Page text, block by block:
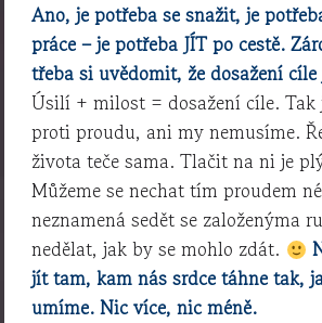
Ano, je potřeba se snažit, je
práce – je potřeba JÍT po cestě.
třeba si uvědomit, že dosažení
Úsilí + milost = dosažení cíle. Tak
proti proudu, ani my nemusíme.
života teče sama. Tlačit na ni je
Můžeme se nechat tím proudem
neznamená sedět se založenýma
nedělat, jak by se mohlo zdát.
jít tam, kam nás srdce táhne tak,
umíme. Nic více, nic méně.